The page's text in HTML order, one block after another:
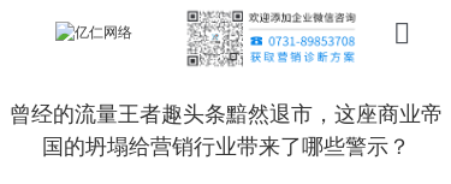
新搜索
曾经的流量王者趣头条黯然退市，这座商业帝
国的坍塌给营销行业带来了哪些警示？